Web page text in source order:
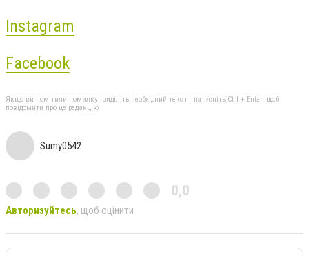
Instagram
Facebook
Якщо ви помітили помилку, виділіть необхідний текст і натисніть Ctrl + Enter, щоб
повідомити про це редакцію
Sumy0542
0,0
Авторизуйтесь, щоб оцінити